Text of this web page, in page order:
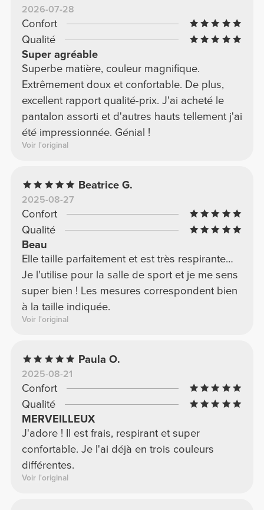
2026-07-28
Confort
Qualité
Super agréable
Superbe matière, couleur magnifique.
Extrêmement doux et confortable. De plus,
excellent rapport qualité-prix. J'ai acheté le
pantalon assorti et d'autres hauts tellement j'ai
été impressionnée. Génial !
Voir l'original
Beatrice G.
2025-08-27
Confort
Qualité
Beau
Elle taille parfaitement et est très respirante…
Je l'utilise pour la salle de sport et je me sens
super bien ! Les mesures correspondent bien
à la taille indiquée.
Voir l'original
Paula O.
2025-08-21
Confort
Qualité
MERVEILLEUX
J'adore ! Il est frais, respirant et super
confortable. Je l'ai déjà en trois couleurs
différentes.
Voir l'original